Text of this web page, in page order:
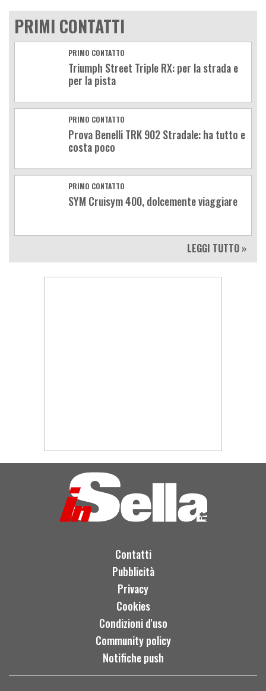
PRIMI CONTATTI
PRIMO CONTATTO
Triumph Street Triple RX: per la strada e
per la pista
PRIMO CONTATTO
Prova Benelli TRK 902 Stradale: ha tutto e
costa poco
PRIMO CONTATTO
SYM Cruisym 400, dolcemente viaggiare
LEGGI TUTTO »
Contatti
Pubblicità
Privacy
Cookies
Condizioni d'uso
Community policy
Notifiche push